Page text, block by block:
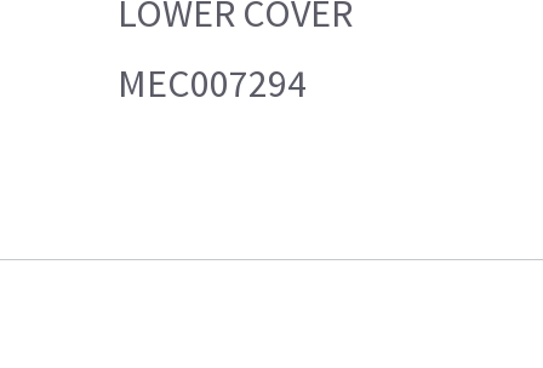
LOWER COVER
MEC007294